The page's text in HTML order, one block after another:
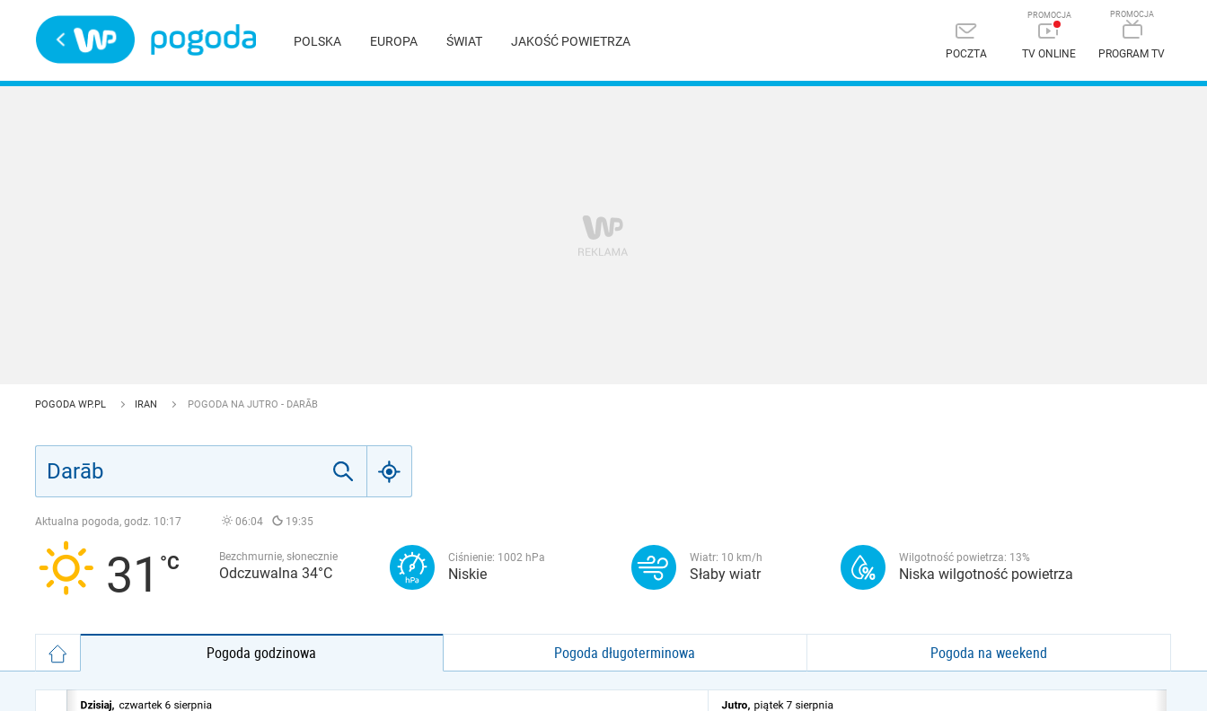
POLSKA EUROPA ŚWIAT JAKOŚĆ POWIETRZA
POCZTA TV ONLINE PROGRAM TV
POGODA WP.PL IRAN POGODA NA JUTRO - DARĀB
Aktualna pogoda, godz. 10:17 06:04 19:35
31 Bezchmurnie, słonecznie
Odczuwalna 34°C
Ciśnienie: 1002 hPa
Niskie
Wiatr: 10 km/h
Słaby wiatr
Wilgotność powietrza: 13%
Niska wilgotność powietrza
Pogoda godzinowa Pogoda długoterminowa Pogoda na weekend